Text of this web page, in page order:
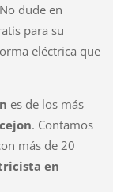
dude en
para su
eléctrica que
es de los más
. Contamos
más de 20
en